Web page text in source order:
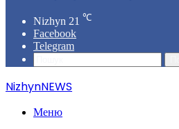
Nizhyn 21 ℃
Facebook
Telegram
NizhynNEWS
Меню